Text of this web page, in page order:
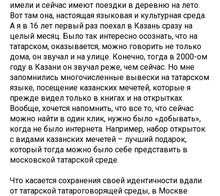
имели и сейчас имеют поездки в деревню на лето.
Вот там она, настоящая языковая и культурная среда.
А я в 16 лет первый раз поехал в Казань сразу на
целый месяц. Было так интересно осознать, что на
татарском, оказывается, можно говорить не только
дома, он звучал и на улице. Конечно, тогда в 2000-ом
году в Казани он звучал реже, чем сейчас. Но мне
запомнились многочисленные вывески на татарском
языке, посещение казанских мечетей, которые я
прежде видел только в книгах и на открытках.
Вообще, хочется напомнить, что все то, что сейчас
можно найти в один клик, нужно было «добывать»,
когда не было интернета. Например, набор открыток
с видами казанских мечетей – лучший подарок,
который тогда можно было себе представить в
московской татарской среде.
Что касается сохранения своей идентичности вдали
от татарской татароговорящей среды, в Москве